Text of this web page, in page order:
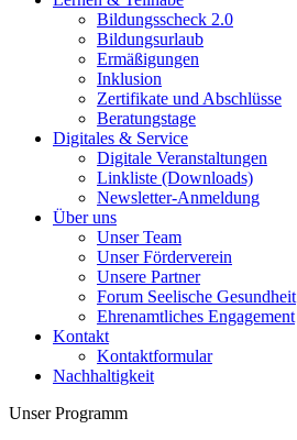
Bildungsscheck 2.0
Bildungsurlaub
Ermäßigungen
Inklusion
Zertifikate und Abschlüsse
Beratungstage
Digitales & Service
Digitale Veranstaltungen
Linkliste (Downloads)
Newsletter-Anmeldung
Über uns
Unser Team
Unser Förderverein
Unsere Partner
Forum Seelische Gesundheit
Ehrenamtliches Engagement
Kontakt
Kontaktformular
Nachhaltigkeit
Unser Programm